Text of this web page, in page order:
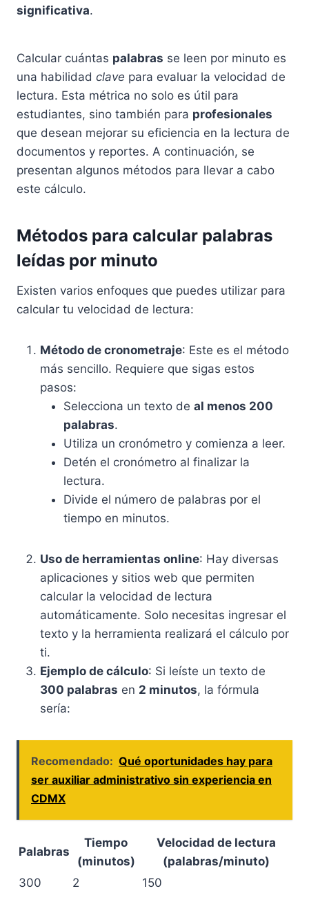
significativa.
Calcular cuántas palabras se leen por minuto es
una habilidad clave para evaluar la velocidad de
lectura. Esta métrica no solo es útil para
estudiantes, sino también para profesionales
que desean mejorar su eficiencia en la lectura de
documentos y reportes. A continuación, se
presentan algunos métodos para llevar a cabo
este cálculo.
Métodos para calcular palabras
leídas por minuto
Existen varios enfoques que puedes utilizar para
calcular tu velocidad de lectura:
Método de cronometraje: Este es el método
más sencillo. Requiere que sigas estos
pasos:
Selecciona un texto de al menos 200
palabras.
Utiliza un cronómetro y comienza a leer.
Detén el cronómetro al finalizar la
lectura.
Divide el número de palabras por el
tiempo en minutos.
Uso de herramientas online: Hay diversas
aplicaciones y sitios web que permiten
calcular la velocidad de lectura
automáticamente. Solo necesitas ingresar el
texto y la herramienta realizará el cálculo por
ti.
Ejemplo de cálculo: Si leíste un texto de
300 palabras en 2 minutos, la fórmula
sería:
Recomendado: Qué oportunidades hay para
ser auxiliar administrativo sin experiencia en
CDMX
Palabras
Tiempo
(minutos)
Velocidad de lectura
(palabras/minuto)
300
2 150